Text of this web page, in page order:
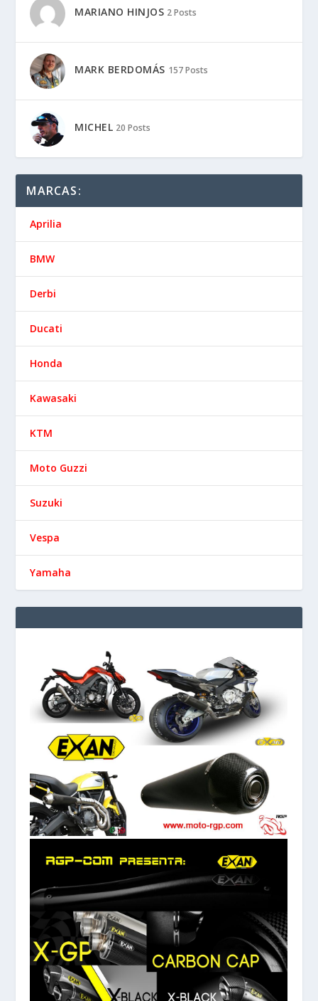
MARIANO HINJOS 2 Posts
MARK BERDOMÁS 157 Posts
MICHEL 20 Posts
MARCAS:
Aprilia
BMW
Derbi
Ducati
Honda
Kawasaki
KTM
Moto Guzzi
Suzuki
Vespa
Yamaha